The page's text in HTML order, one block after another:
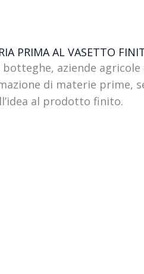
PRIMA AL VASETTO
botteghe, aziende
di materie prime,
al prodotto finito.